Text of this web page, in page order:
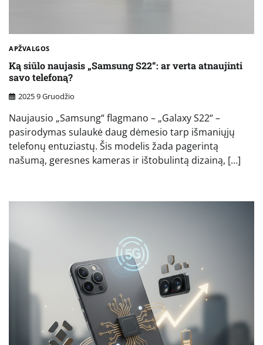
APŽVALGOS
Ką siūlo naujasis „Samsung S22“: ar verta atnaujinti
savo telefoną?
2025 9 Gruodžio
Naujausio „Samsung“ flagmano – „Galaxy S22“ –
pasirodymas sulaukė daug dėmesio tarp išmaniųjų
telefonų entuziastų. Šis modelis žada pagerintą
našumą, geresnes kameras ir ištobulintą dizainą, […]